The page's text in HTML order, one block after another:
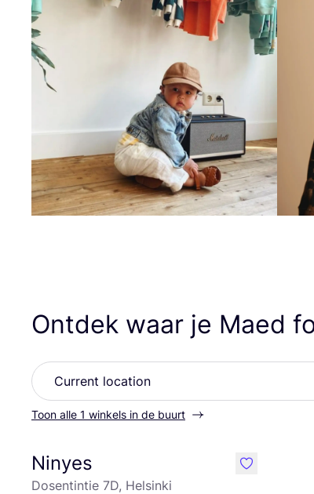
Ontdek waar je Maed
Toon alle 1 winkels in de buurt
Ninyes
Dosentintie 7D, Helsinki
like